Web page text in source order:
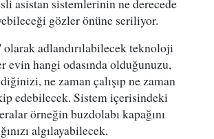
asistan sistemlerinin ne derecede
gözler önüne seriliyor.
olarak adlandırılabilecek teknoloji
evin hangi odasında olduğunuzu,
ne zaman çalışıp ne zaman
edebilecek. Sistem içerisindeki
örneğin buzdolabı kapağını
algılayabilecek.